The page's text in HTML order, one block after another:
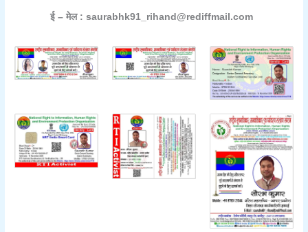
ई – मेल : saurabhk91_rihand@rediffmail.com